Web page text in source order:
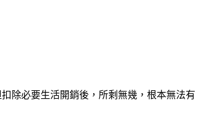
除必要生活開銷後，所剩無幾，根本無法有